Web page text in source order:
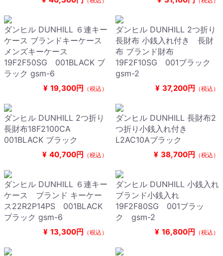
ダンヒル DUNHILL ６連キー
ケース ブランドキーケース
メンズキーケース
19F2F50SG 001BLACK ブ
ラック gsm-6
¥ 19,300円 （税込）
ダンヒル DUNHILL 2つ折り
長財布 小銭入れ付き 長財
布 ブランド財布
19F2F10SG 001ブラック
gsm-2
¥ 37,200円 （税込）
ダンヒル DUNHILL 2つ折り
長財布18F2100CA
001BLACK ブラック
¥ 40,700円 （税込）
ダンヒル DUNHILL 長財布2
つ折り小銭入れ付き
L2AC10Aブラック
¥ 38,700円 （税込）
ダンヒル DUNHILL ６連キー
ケース ブランド キーケー
ス22R2P14PS 001BLACK
ブラック gsm-6
¥ 13,300円 （税込）
ダンヒル DUNHILL 小銭入れ
ブランド小銭入れ
19F2F80SG 001ブラッ
ク gsm-2
¥ 16,800円 （税込）